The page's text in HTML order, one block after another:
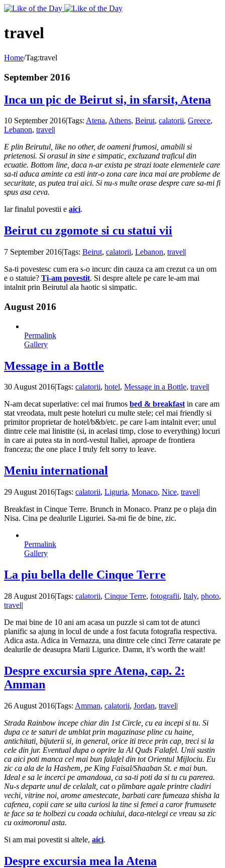
Toggle
travel
Home/Tag:travel
September 2016
Inca un pic de Beirut si, in sfarsit, Atena
10 September 2016|Tags: Atena, Athens, Beirut, calatorii, Greece,
Lebanon, travel|
E plin Beirutul, like no other, de oameni frumosi, amabili si
prietenosi. Si orasul in sine e simpatic, excluzand traficul din
ecuatie. Bottom line, daca n-ar exista pe strazi toate elementele care
sa-ti aduca aminte ca esti intr-o zona care inca mai are probleme de
securitate, as putea trai aici. Si nu-s multe orase despre care sa-mi fi
spus asa ceva.
Iar finalul povestii e aici.
Beirut cu zgomote si cu statui vii
7 September 2016|Tags: Beirut, calatorii, Lebanon, travel|
Sa-ti povestesc cum era s-o incurc din cauza ca am crezut ca un om
e o statuie? Ti-am povestit. Si despre altele pe care le-am mai
intalnit prin Beirutul ala haotic si simpatic.
August 2016
Permalink
Gallery
Message in a Bottle
30 August 2016Tags: calatorii, hotel, Message in a Bottle, travel
N-am decat superlative: cel mai frumos bed & breakfastin care am
stat vreodata, mult peste hoteluri cu multe stele; cel mai friendly si
primitor proprietar de hotel/b&b/etc. pe care l-am intalnit ever; unul
dintre cele mai linistite (si, in acelasi timp, close to everything) locuri
in care ai putea sta in nord-vestul Italiei, aproape de frontiera
franceza; the one place I truly felt sorry to leave.
Meniu international
29 August 2016|Tags: calatorii, Liguria, Monaco, Nice, travel|
Breakfast in Cinque Terre. Brunch in Monaco. Pranz pe o plaja din
Nisa. Cina pe dealurile Liguriei. Sa-mi fie de bine, zic.
Permalink
Gallery
La piu bella delle Cinque Terre
28 August 2016|Tags: calatorii, Cinque Terre, fotografii, Italy, photo,
travel|
De mai bine de 10 ani am acasa un puzzle si cam tot de atunci
planific sa ajung in locul de unde a fost facuta fotografia respectiva.
Adica asta. Adica in Vernazza, una dintre cele cinci Terre catarate pe
dealurile de deasupra Marii Ligurice. Damn, it’s worth the wait!
Despre excursia spre Atena, cap. 2:
Amman
26 August 2016|Tags: Amman, calatorii, Jordan, travel|
Strada Rainbow incepe chiar din 1st Circle, cu ea incepi si tu. Si
dupa ce te saturi de umblat prin magazinase pline cu haine,
antichitati, bijuterii si, in general, orice iti trece prin cap, treci si la
cele din jur. Eventual dupa o oprire la Al Quds Falafel. Unii sustin
ca aici poti manca cel mai bun falafel din tot Orientul Mijlociu. Eu
zic ca ala de la Hashem, pe King Faisal/Shaaban St. e mai bun.
Ideal e sa le incerci pe amandoua, ca sa-ti poti da si tu cu parerea.
Nu-s departe unul de celalalt, cat o plimbare agale printre cladiri
vechi, vitrine noi, arome amestecate, barbati care fumeaza shisha la
cafenea, copii care se uita curiosi la tine si femei a caror frumusete
te face sa te holbezi cu coada ochiului, daca-ntelegi ce vreau sa zic
cu oximoronul asta.
Si am mai povestit si altele, aici.
Despre excursia mea la Atena